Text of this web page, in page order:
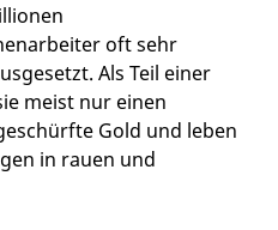
oft sehr
Als Teil einer
meist nur einen
Gold und leben
in rauen und